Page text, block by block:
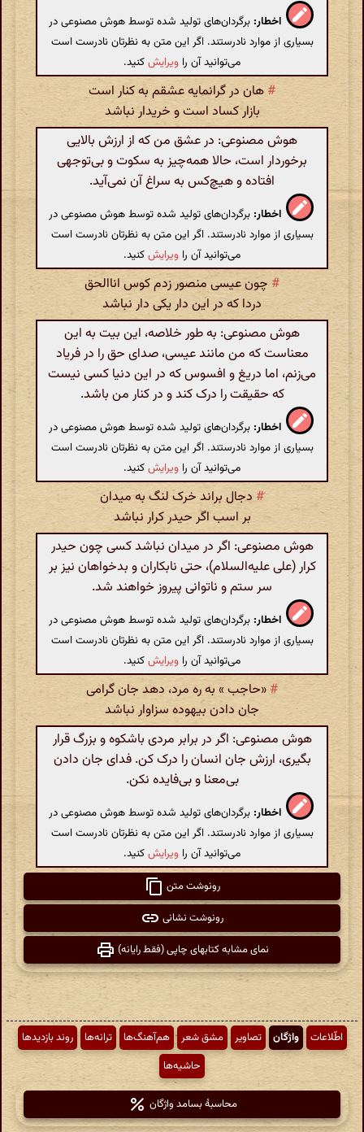
اخطار: برگردان‌های تولید شده توسط هوش مصنوعی در
بسیاری از موارد نادرستند. اگر این متن به نظرتان نادرست است
می‌توانید آن را ویرایشکنید.
# هان در گرانمایه عشقم به کنار است
بازار کساد است و خریدار نباشد
هوش مصنوعی: در عشق من که از ارزش بالایی
برخوردار است، حالا همه‌چیز به سکوت و بی‌توجهی
افتاده و هیچ‌کس به سراغ آن نمی‌آید.
اخطار: برگردان‌های تولید شده توسط هوش مصنوعی در
بسیاری از موارد نادرستند. اگر این متن به نظرتان نادرست است
می‌توانید آن را ویرایشکنید.
# چون عیسی منصور زدم کوس اناالحق
دردا که در این دار یکی دار نباشد
هوش مصنوعی: به طور خلاصه، این بیت به این
معناست که من مانند عیسی، صدای حق را در فریاد
می‌زنم، اما دریغ و افسوس که در این دنیا کسی نیست
که حقیقت را درک کند و در کنار من باشد.
اخطار: برگردان‌های تولید شده توسط هوش مصنوعی در
بسیاری از موارد نادرستند. اگر این متن به نظرتان نادرست است
می‌توانید آن را ویرایشکنید.
# دجال براند خرک لنگ به میدان
بر اسب اگر حیدر کرار نباشد
هوش مصنوعی: اگر در میدان نباشد کسی چون حیدر
کرار (علی علیه‌السلام)، حتی نابکاران و بدخواهان نیز بر
سر ستم و ناتوانی پیروز خواهند شد.
اخطار: برگردان‌های تولید شده توسط هوش مصنوعی در
بسیاری از موارد نادرستند. اگر این متن به نظرتان نادرست است
می‌توانید آن را ویرایشکنید.
# «حاجب » به ره مرد، دهد جان گرامی
جان دادن بیهوده سزاوار نباشد
هوش مصنوعی: اگر در برابر مردی باشکوه و بزرگ قرار
بگیری، ارزش جان انسان را درک کن. فدای جان دادن
بی‌معنا و بی‌فایده نکن.
اخطار: برگردان‌های تولید شده توسط هوش مصنوعی در
بسیاری از موارد نادرستند. اگر این متن به نظرتان نادرست است
می‌توانید آن را ویرایشکنید.
رونوشت متن
رونوشت نشانی
نمای مشابه کتابهای چاپی (فقط رایانه)
اطّلاعات واژگان تصاویر مشق شعر هم‌آهنگ‌ها ترانه‌ها
روند بازدیدها
حاشیه‌ها
محاسبهٔ بسامد واژگان